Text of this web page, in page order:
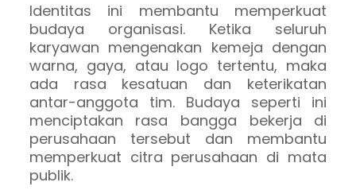
Identitas ini membantu memperkuat
budaya organisasi. Ketika seluruh
karyawan mengenakan kemeja dengan
warna, gaya, atau logo tertentu, maka
ada rasa kesatuan dan keterikatan
antar-anggota tim. Budaya seperti ini
menciptakan rasa bangga bekerja di
perusahaan tersebut dan membantu
memperkuat citra perusahaan di mata
publik.